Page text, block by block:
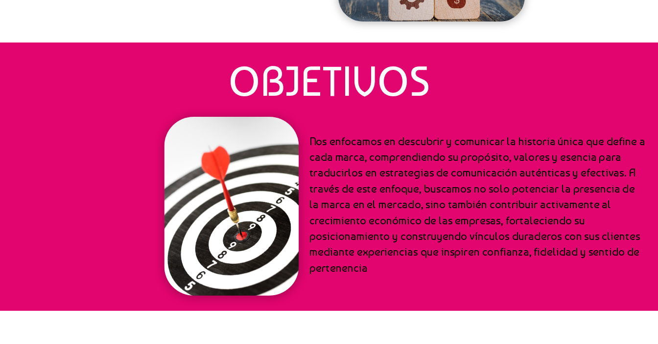
OBJETIVOS
Nos enfocamos en descubrir y comunicar la historia única que define a
cada marca, comprendiendo su propósito, valores y esencia para
traducirlos en estrategias de comunicación auténticas y efectivas. A
través de este enfoque, buscamos no solo potenciar la presencia de
la marca en el mercado, sino también contribuir activamente al
crecimiento económico de las empresas, fortaleciendo su
posicionamiento y construyendo vínculos duraderos con sus clientes
mediante experiencias que inspiren confianza, fidelidad y sentido de
pertenencia